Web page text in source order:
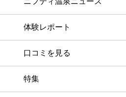
体験レポート
口コミを見る
特集